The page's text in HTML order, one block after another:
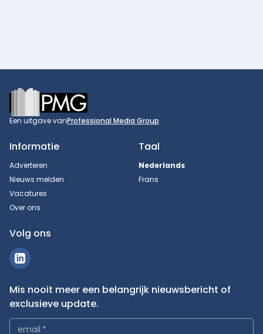
Footer
Een uitgave vanProfessional Media Group
Informatie
Adverteren
Nieuws melden
Vacatures
Over ons
Taal
Nederlands
Frans
Volg ons
Mis nooit meer een belangrijk nieuwsbericht of
exclusieve update.
email *